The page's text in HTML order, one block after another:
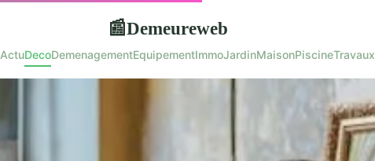
📰Demeureweb
ActuDecoDemenagementEquipementImmoJardinMaisonPiscineTravaux